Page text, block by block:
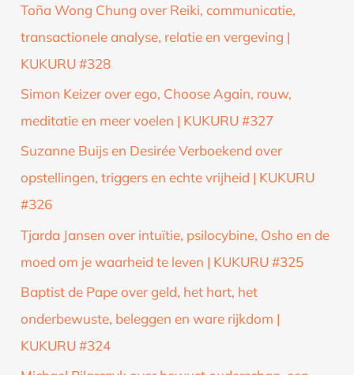
Toña Wong Chung over Reiki, communicatie,
transactionele analyse, relatie en vergeving |
KUKURU #328
Simon Keizer over ego, Choose Again, rouw,
meditatie en meer voelen | KUKURU #327
Suzanne Buijs en Desirée Verboekend over
opstellingen, triggers en echte vrijheid | KUKURU
#326
Tjarda Jansen over intuïtie, psilocybine, Osho en de
moed om je waarheid te leven | KUKURU #325
Baptist de Pape over geld, het hart, het
onderbewuste, beleggen en ware rijkdom |
KUKURU #324